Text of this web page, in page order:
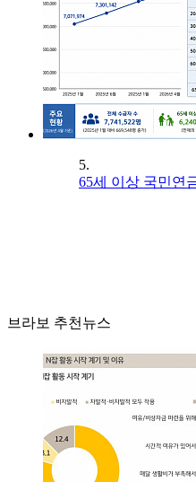
5.
65세 이상 국민연
브라보 추천뉴스